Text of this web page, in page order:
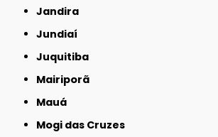
Jandira
Jundiaí
Juquitiba
Mairiporã
Mauá
Mogi das Cruzes